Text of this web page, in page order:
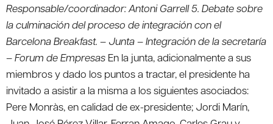
Responsable/coordinador: Antoni Garrell 5. Debate sobre
la culminación del proceso de integración con el
Barcelona Breakfast. – Junta – Integración de la secretaría
– Forum de Empresas En la junta, adicionalmente a sus
miembros y dado los puntos a tractar, el presidente ha
invitado a asistir a la misma a los siguientes asociados:
Pere Monràs, en calidad de ex-presidente; Jordi Marín,